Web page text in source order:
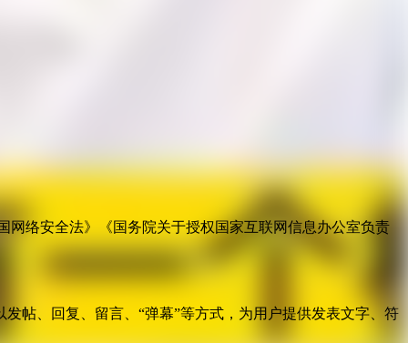
络安全法》《国务院关于授权国家互联网信息办公室负责
帖、回复、留言、“弹幕”等方式，为用户提供发表文字、符